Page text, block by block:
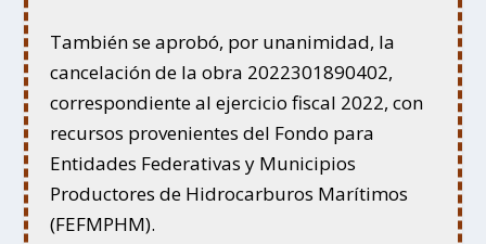
También se aprobó, por unanimidad, la
cancelación de la obra 2022301890402,
correspondiente al ejercicio fiscal 2022, con
recursos provenientes del Fondo para
Entidades Federativas y Municipios
Productores de Hidrocarburos Marítimos
(FEFMPHM).